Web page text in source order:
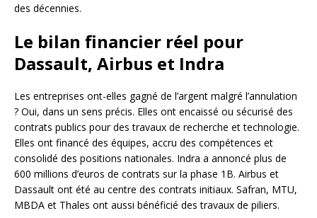
des décennies.
Le bilan financier réel pour
Dassault, Airbus et Indra
Les entreprises ont-elles gagné de l’argent malgré l’annulation
? Oui, dans un sens précis. Elles ont encaissé ou sécurisé des
contrats publics pour des travaux de recherche et technologie.
Elles ont financé des équipes, accru des compétences et
consolidé des positions nationales. Indra a annoncé plus de
600 millions d’euros de contrats sur la phase 1B. Airbus et
Dassault ont été au centre des contrats initiaux. Safran, MTU,
MBDA et Thales ont aussi bénéficié des travaux de piliers.